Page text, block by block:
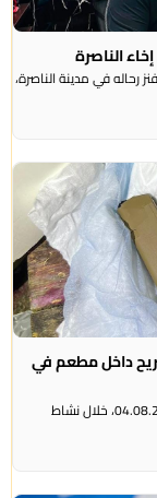
الناصرة
في مدينة الناصرة،
داخل مطعم في
راديو الناس – بث مباشر أعلنت الشرطة أنه ” أمس 04.08.2026، خلال نشاط